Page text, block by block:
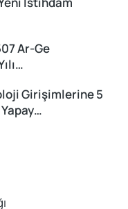
Ar-Ge
Girişimlerine 5